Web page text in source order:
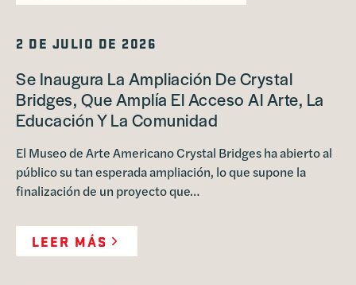
2 DE JULIO DE 2026
Se Inaugura La Ampliación De Crystal
Bridges, Que Amplía El Acceso Al Arte, La
Educación Y La Comunidad
El Museo de Arte Americano Crystal Bridges ha abierto al
público su tan esperada ampliación, lo que supone la
finalización de un proyecto que…
LEER MÁS